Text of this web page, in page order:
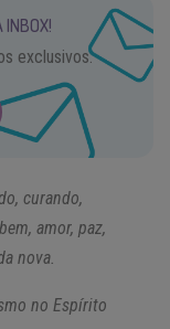
INBOX!
exclusivos.
curando,
amor, paz,
nova.
no Espírito